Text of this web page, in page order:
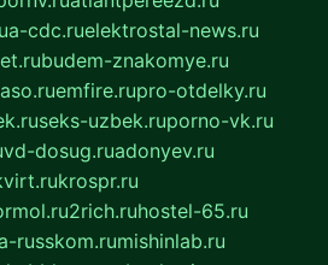
a-cdc.ruelektrostal-news.ru
budem-znakomye.ru
emfire.rupro-otdelky.ru
seks-uzbek.ruporno-vk.ru
vd-dosug.ruadonyev.ru
krospr.ru
2rich.ruhostel-65.ru
russkom.rumishinlab.ru